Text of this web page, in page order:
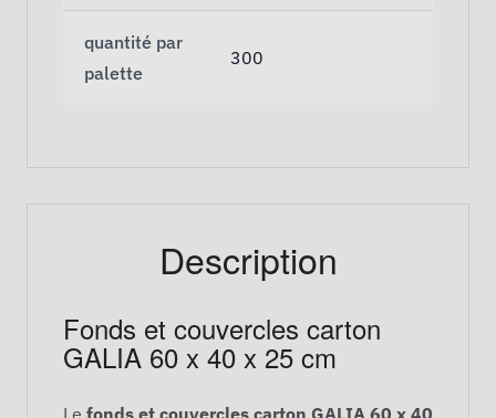
quantité par
palette
300
Description
Fonds et couvercles carton
GALIA 60 x 40 x 25 cm
Le fonds et couvercles carton GALIA 60 x 40